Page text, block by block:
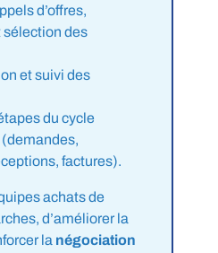
d’offres,
des
et suivi des
du cycle
factures).
achats de
d’améliorer la
la négociation